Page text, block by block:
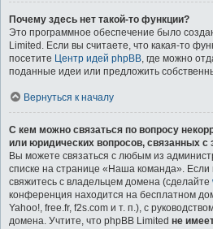
Почему здесь нет такой-то функции?
Это программное обеспечение было
Limited. Если вы считаете, что какая-то
посетите Центр идей phpBB, где можно
поданные идеи или предложить
Вернуться к началу
С кем можно связаться по вопросу
или юридических вопросов, связанных с
Вы можете связаться с любым из
списке на странице «Наша команда». Если
свяжитесь с владельцем домена (сделайте
конференция находится на бесплатном
Yahoo!, free.fr, f2s.com и т. п.), с
домена. Учтите, что phpBB Limited не